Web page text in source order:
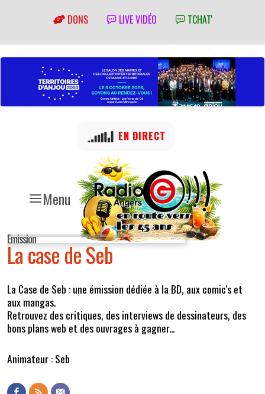
DONS LIVE VIDÉO TCHAT'
Menu
EN DIRECT
Emission
La case de Seb
La Case de Seb : une émission dédiée à la BD, aux comic's et
aux mangas.
Retrouvez des critiques, des interviews de dessinateurs, des
bons plans web et des ouvrages à gagner...
Animateur : Seb